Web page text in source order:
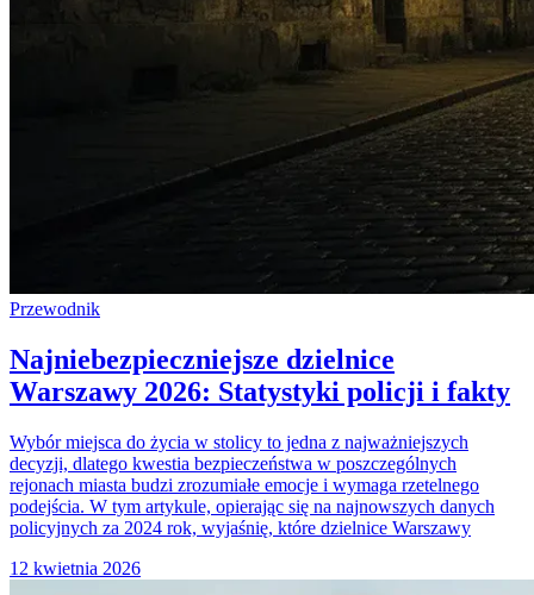
Przewodnik
Najniebezpieczniejsze dzielnice
Warszawy 2026: Statystyki policji i fakty
Wybór miejsca do życia w stolicy to jedna z najważniejszych
decyzji, dlatego kwestia bezpieczeństwa w poszczególnych
rejonach miasta budzi zrozumiałe emocje i wymaga rzetelnego
podejścia. W tym artykule, opierając się na najnowszych danych
policyjnych za 2024 rok, wyjaśnię, które dzielnice Warszawy
12 kwietnia 2026